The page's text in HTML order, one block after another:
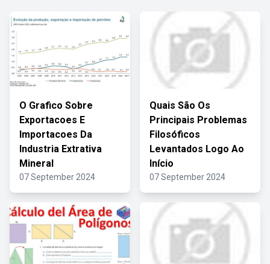
O Grafico Sobre
Exportacoes E
Importacoes Da
Industria Extrativa
Mineral
07 September 2024
Quais São Os
Principais Problemas
Filosóficos
Levantados Logo Ao
Início
07 September 2024